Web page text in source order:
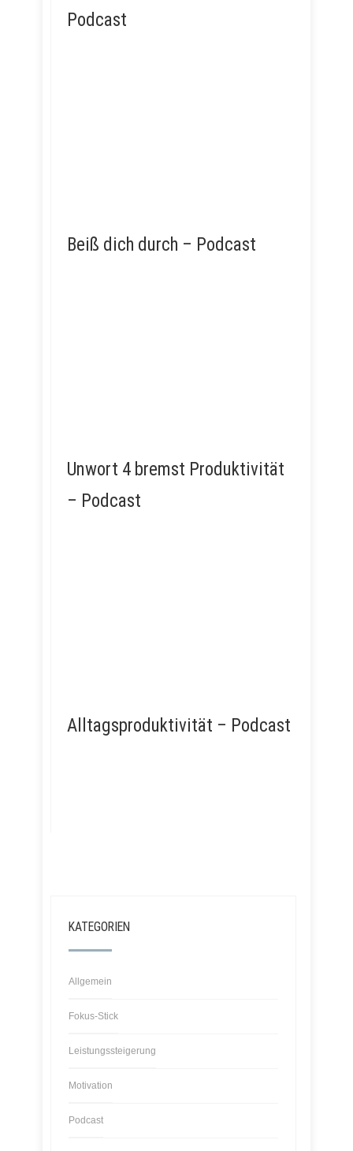
Podcast
Beiß dich durch – Podcast
Unwort 4 bremst Produktivität
– Podcast
Alltagsproduktivität – Podcast
KATEGORIEN
Allgemein
Fokus-Stick
Leistungssteigerung
Motivation
Podcast